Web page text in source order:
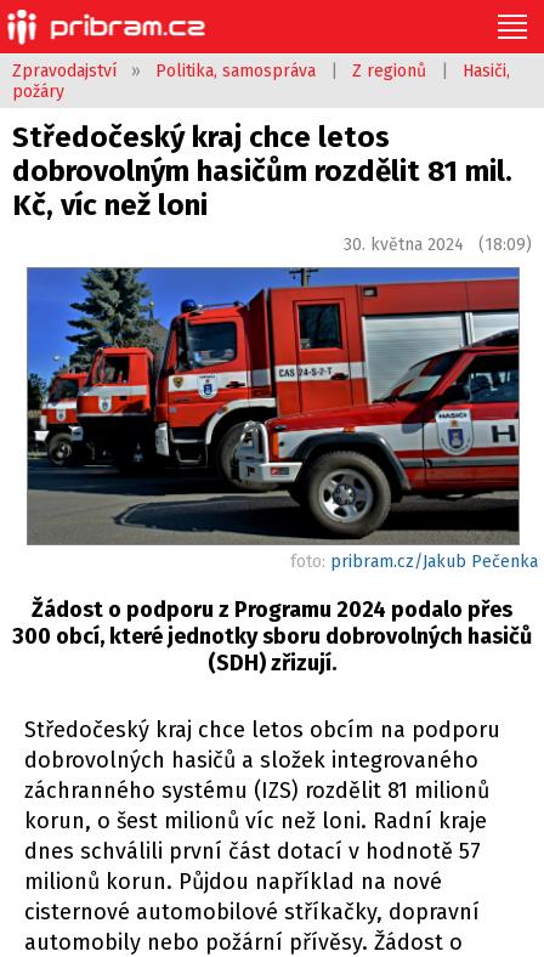
Zpravodajství » Politika, samospráva Z regionů
Hasiči,
požáry
Středočeský kraj chce letos
dobrovolným hasičům rozdělit 81 mil.
Kč, víc než loni
30. května 2024 (18:09)
foto: pribram.cz/Jakub Pečenka
Žádost o podporu z Programu 2024 podalo přes
300 obcí, které jednotky sboru dobrovolných hasičů
(SDH) zřizují.
Středočeský kraj chce letos obcím na podporu
dobrovolných hasičů a složek integrovaného
záchranného systému (IZS) rozdělit 81 milionů
korun, o šest milionů víc než loni. Radní kraje
dnes schválili první část dotací v hodnotě 57
milionů korun. Půjdou například na nové
cisternové automobilové stříkačky, dopravní
automobily nebo požární přívěsy. Žádost o